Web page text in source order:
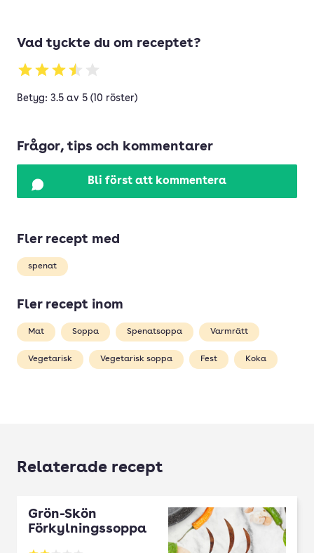
Vad tyckte du om receptet?
Betyg: 3.5 av 5 (10 röster)
Frågor, tips och kommentarer
Bli först att kommentera
Fler recept med
spenat
Fler recept inom
Mat Soppa Spenatsoppa Varmrätt
Vegetarisk Vegetarisk soppa Fest Koka
Relaterade recept
Grön-Skön
Förkylningssoppa